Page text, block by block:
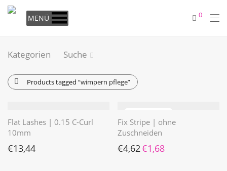
MENÜ 0
Kategorien Suche
Products tagged “wimpern pflege”
Flat Lashes | 0.15 C-Curl
10mm
€13,44
Fix Stripe | ohne
Zuschneiden
€4,62 Ursprünglicher Preis war:
€1,68